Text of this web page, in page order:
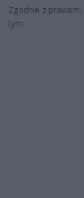
Zgodnie z
tym: